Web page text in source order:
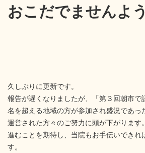
おこだでませんよ
久しぶりに更新です。
報告が遅くなりましたが、「第３回朝市
名を超える地域の方が参加され盛況であっ
運営された方々のご努力に頭が下がります
進むことを期待し、当院もお手伝いできれ
す。